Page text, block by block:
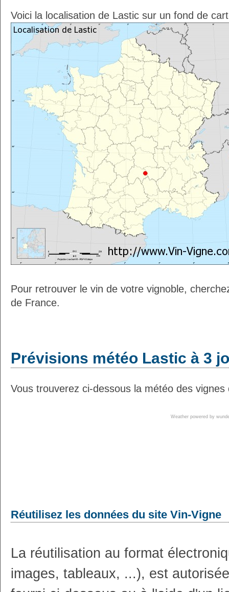
Voici la localisation de Lastic sur un fond de
Pour retrouver le vin de votre vignoble,
de France.
Prévisions météo Lastic à 3
Vous trouverez ci-dessous la météo des
Weather powered by
Réutilisez les données du site Vin-Vigne
La réutilisation au format
images, tableaux, ...), est